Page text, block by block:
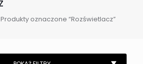
Produkty oznaczone “Rozświetlacz”